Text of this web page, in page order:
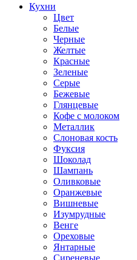
Кухни
Цвет
Белые
Черные
Желтые
Красные
Зеленые
Серые
Бежевые
Глянцевые
Кофе с молоком
Металлик
Слоновая кость
Фуксия
Шоколад
Шампань
Оливковые
Оранжевые
Вишневые
Изумрудные
Венге
Ореховые
Янтарные
Сиреневые